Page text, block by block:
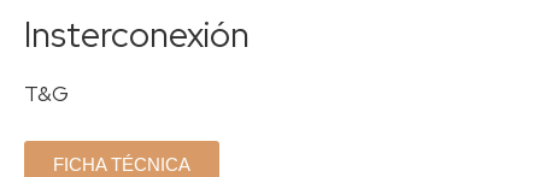
Insterconexión
T&G
FICHA TÉCNICA